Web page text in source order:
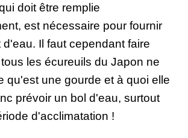
doit être remplie
est nécessaire pour fournir
Il faut cependant faire
les écureuils du Japon ne
qu'est une gourde et à quoi elle
prévoir un bol d'eau, surtout
d'acclimatation !